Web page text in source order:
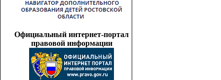
Официальный интернет-портал
правовой информации